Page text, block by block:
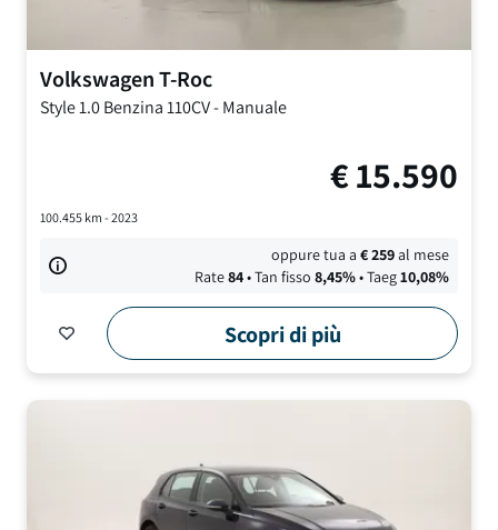
VolkswagenT-Roc
Style1.0 Benzina 110CV-Manuale
€15.590
100.455km - 2023
oppure tua a€259al mese
Rate84• Tan fisso 8,45%• Taeg10,08%
Scopri di più